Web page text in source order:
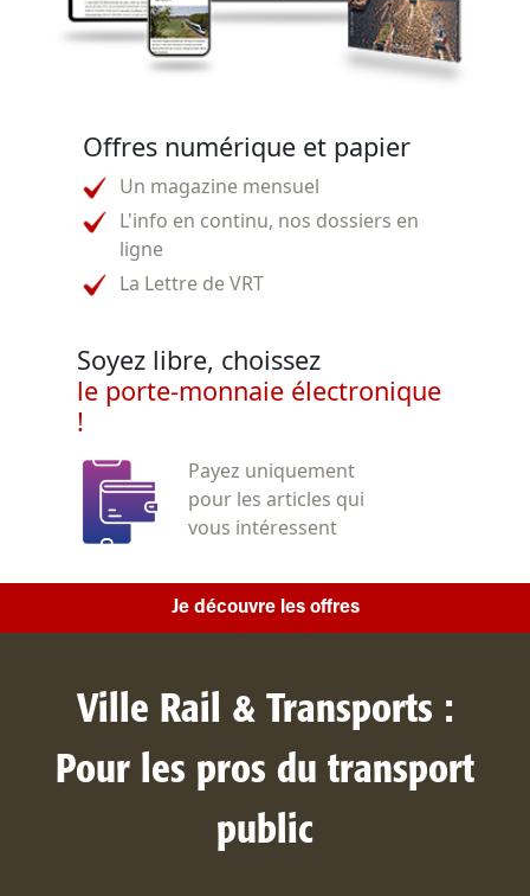
Offres numérique et papier
Un magazine mensuel
L'info en continu, nos dossiers en
ligne
La Lettre de VRT
Soyez libre, choissez
le porte-monnaie électronique
!
Payez uniquement
pour les articles qui
vous intéressent
Je découvre les offres
Ville Rail & Transports :
Pour les pros du transport
public